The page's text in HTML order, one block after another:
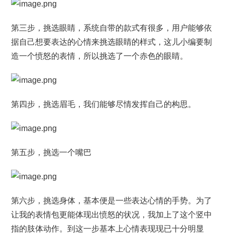
第三步，挑选眼睛，系统自带的款式有很多，用户能够依
据自己想要表达的心情来挑选眼睛的样式，这儿小编要制
造一个愤怒的表情，所以挑选了一个赤色的眼睛。
第四步，挑选眉毛，我们能够尽情发挥自己的构思。
第五步，挑选一个嘴巴
第六步，挑选身体，基本便是一些表达心情的手势。为了
让我的表情包更能体现出愤怒的状况，我加上了这个竖中
指的肢体动作。到这一步基本上心情表现现已十分明显